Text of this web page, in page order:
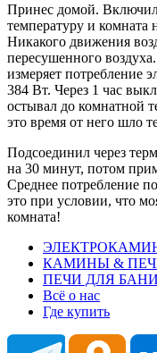
Принес домой.
температуру и комната
Никакого движения
пересушенного
измеряет потребление
384 Вт. Через 1 час
остывал до комнатной
это время от него шло
Подсоединил через
на 30 минут, потом
Среднее потребление
это при условии, что
комната!
КАМИНЫ &
ПЕЧИ ДЛЯ БАНИ
Всё о нас
Где купить